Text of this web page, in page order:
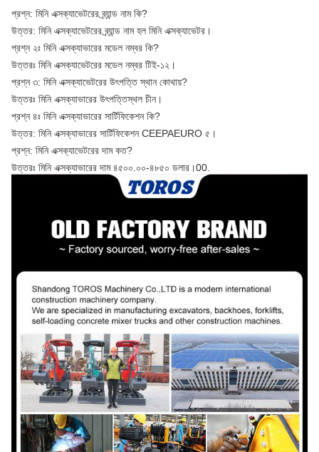
প্রশ্ন: মিনি এক্সক্যাভেটরের ব্র্যান্ড নাম কি?
উত্তর: মিনি এক্সক্যাভেটরের ব্র্যান্ড নাম হল মিনি এক্সক্যাভেটর।
প্রশ্ন ২ঃ মিনি এক্সক্যাভারের মডেল নম্বর কি?
উত্তরঃ মিনি এক্সক্যাভেটরের মডেল নম্বর টিই-১২।
প্রশ্ন ৩: মিনি এক্সক্যাভেটরের উৎপত্তি স্থান কোথায়?
উত্তরঃ মিনি এক্সক্যাভারের উৎপত্তিস্থল চীন।
প্রশ্ন ৪ঃ মিনি এক্সক্যাভারের সার্টিফিকেশন কি?
উত্তর: মিনি এক্সক্যাভারের সার্টিফিকেশন CEEPAEURO ৫।
প্রশ্ন: মিনি এক্সক্যাভেটরের দাম কত?
উত্তরঃ মিনি এক্সক্যাভারের দাম ৪৫০০.০০-৪৮৫০ ডলার।00.